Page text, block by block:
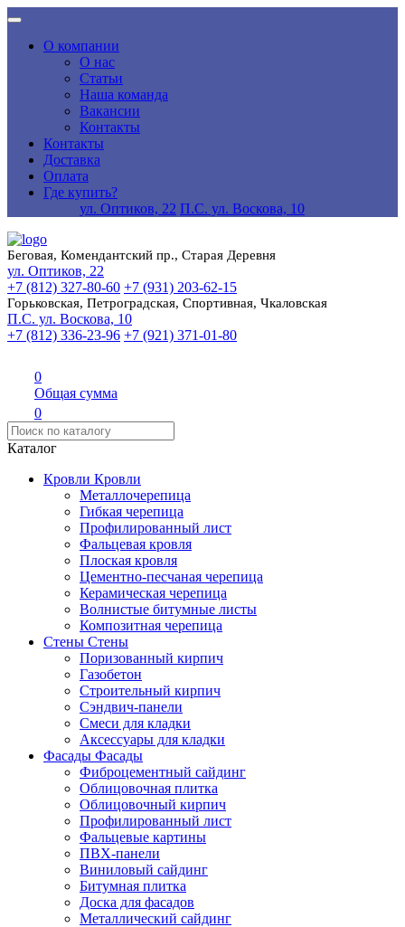
О компании
О нас
Статьи
Наша команда
Вакансии
Контакты
Контакты
Доставка
Оплата
Где купить?
ул. Оптиков, 22 П.С. ул. Воскова, 10
Беговая, Комендантский пр., Старая Деревня
ул. Оптиков, 22
+7 (812) 327-80-60 +7 (931) 203-62-15
Горьковская, Петроградская, Спортивная, Чкаловская
П.С. ул. Воскова, 10
+7 (812) 336-23-96 +7 (921) 371-01-80
0
Общая сумма
0
Каталог
Кровли Кровли
Металлочерепица
Гибкая черепица
Профилированный лист
Фальцевая кровля
Плоская кровля
Цементно-песчаная черепица
Керамическая черепица
Волнистые битумные листы
Композитная черепица
Стены Стены
Поризованный кирпич
Газобетон
Строительный кирпич
Сэндвич-панели
Смеси для кладки
Аксессуары для кладки
Фасады Фасады
Фиброцементный сайдинг
Облицовочная плитка
Облицовочный кирпич
Профилированный лист
Фальцевые картины
ПВХ-панели
Виниловый сайдинг
Битумная плитка
Доска для фасадов
Металлический сайдинг